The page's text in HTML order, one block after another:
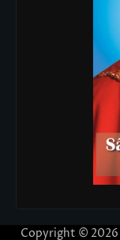
Copyright © 2026